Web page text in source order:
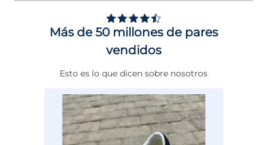
Género Mujer
DE 0 A 4 cms
BLANCO
Más de 50 millones de pares
vendidos
Esto es lo que dicen sobre nosotros